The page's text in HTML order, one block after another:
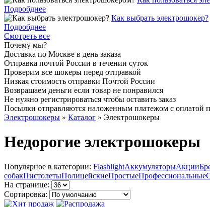
Подробднее
Как выбрать электрошокер?
Подробднее
Смотреть все
Почему мы?
Доставка по Москве в день заказа
Отправка почтой России в течении суток
Проверим все шокеры перед отправкой
Низкая стоимость отправки Почтой России
Возвращаем деньги если товар не понравился
Не нужно регистрироваться чтобы оставить заказ
Посылки отправляются наложенным платежом с оплатой
Электрошокеры » Каталог » Электрошокеры
Недорогие электрошокеры
Популярное в категории: FlashlightАккумуляторыАкции
собакПистолетыПолицейскиеПростыеПрофессиональные
На странице:
Сортировка: